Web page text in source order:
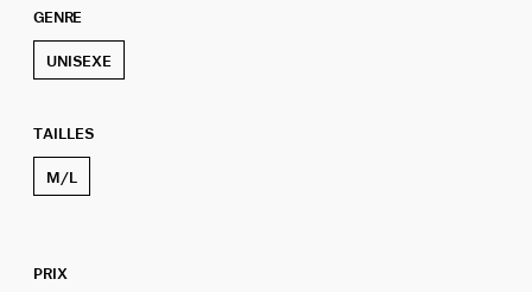
GENRE
UNISEXE
TAILLES
M/L
PRIX